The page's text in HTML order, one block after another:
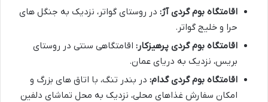
اقامتگاه بوم گردی آژ: در روستای گواتر، نزدیک به جنگل های
حرا و خلیج گواتر.
اقامتگاه بوم گردی پرهیزکار: اقامتگاهی سنتی در روستای
بریس، نزدیک به دریای عمان.
اقامتگاه بوم گردی گدام: در بندر تنگ، با اتاق های بزرگ و
امکان سفارش غذاهای محلی، نزدیک به محل تماشای دلفین